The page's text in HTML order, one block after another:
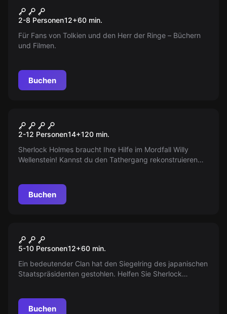
Neu
Das Ring Abenteuer
2-8 Personen12+60 min.
Für Fans von Tolkien und den Herr der Ringe – Büchern
und Filmen.
Buchen
DAS UNGEKLÄRTE
VERBRECHEN
2-12 Personen14+120 min.
Sherlock Holmes braucht Ihre Hilfe im Mordfall Willy
Wellenstein! Kannst du den Tathergang rekonstruieren
Buchen
Sherlock Holmes in Chinatown
5-10 Personen12+60 min.
Ein bedeutender Clan hat den Siegelring des japanischen
Staatspräsidenten gestohlen. Helfen Sie Sherlock
Buchen